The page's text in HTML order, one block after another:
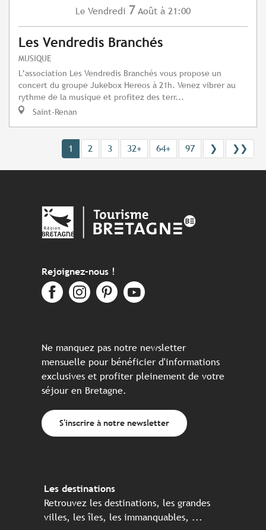
Le Vendredi 7 Août à 21:00
Les Vendredis Branchés
MUSIQUE
L’association Les Vendredis Branchés vous propose un
concert du groupe Jukebox Hereos à 21h. Venez vibrer au
rythme de la musique et profitez des terr...
Saint-Renan
1 2 3 32+ 64+ 97 ❯ ❯❯
Rejoignez-nous !
Ne manquez pas notre newsletter
mensuelle pour bénéficier d'informations
exclusives et profiter pleinement de votre
séjour en Bretagne.
S'inscrire à notre newsletter
Les destinations
Retrouvez les destinations, les grandes
villes, les îles, les immanquables, ...